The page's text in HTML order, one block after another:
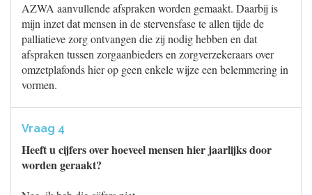
AZWA aanvullende afspraken worden gemaakt. Daarbij is
mijn inzet dat mensen in de stervensfase te allen tijde de
palliatieve zorg ontvangen die zij nodig hebben en dat
afspraken tussen zorgaanbieders en zorgverzekeraars over
omzetplafonds hier op geen enkele wijze een belemmering in
vormen.
Vraag 4
Heeft u cijfers over hoeveel mensen hier jaarlijks door
worden geraakt?